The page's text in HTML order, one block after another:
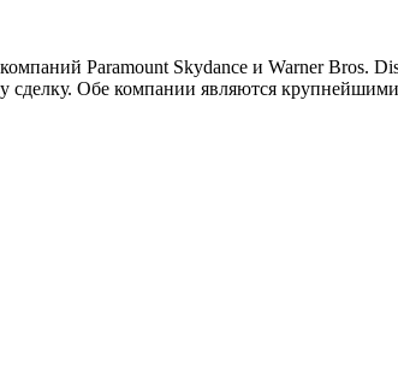
Paramount Skydance и Warner Bros.
сделку. Обе компании являются